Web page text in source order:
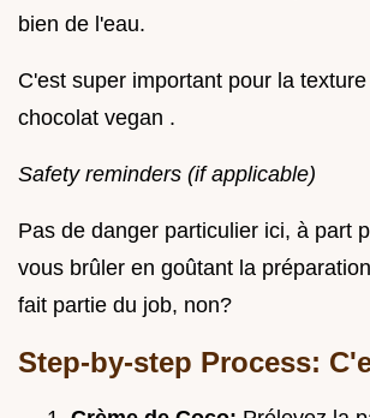
bien de l'eau.
C'est super important pour la
chocolat vegan .
Safety reminders (if applicable)
Pas de danger particulier ici, à part
vous brûler en goûtant la
fait partie du job, non?
Step-by-step Process: